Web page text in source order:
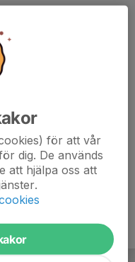
för att vår
dig. De används
att hjälpa oss att